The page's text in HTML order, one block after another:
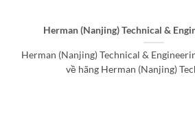
Herman (Nanjing) Technical &
Herman (Nanjing) Technical &
về hãng Herman (Nanjing)